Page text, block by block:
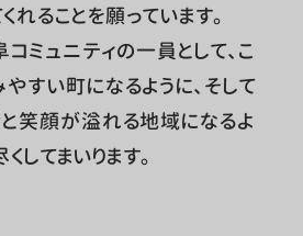
れることを願っています。
ミュニティの一員として、こ
すい町になるように、そして
笑顔が溢れる地域になるよ
してまいります。